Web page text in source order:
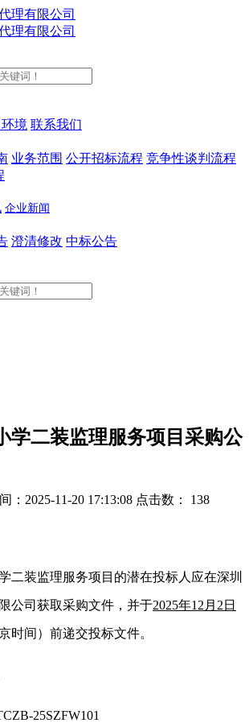
境 联系我们
业务范围 公开招标流程 竞争性谈判流程
企业新闻
澄清修改 中标公告
学二装监理服务项目采购公
：2025-11-20 17:13:08 点击数： 138
二装监理服务项目的潜在投标人应在深圳
公司获取采购文件，并于2025年12月2日
京时间）前递交投标文件。
25SZFW101